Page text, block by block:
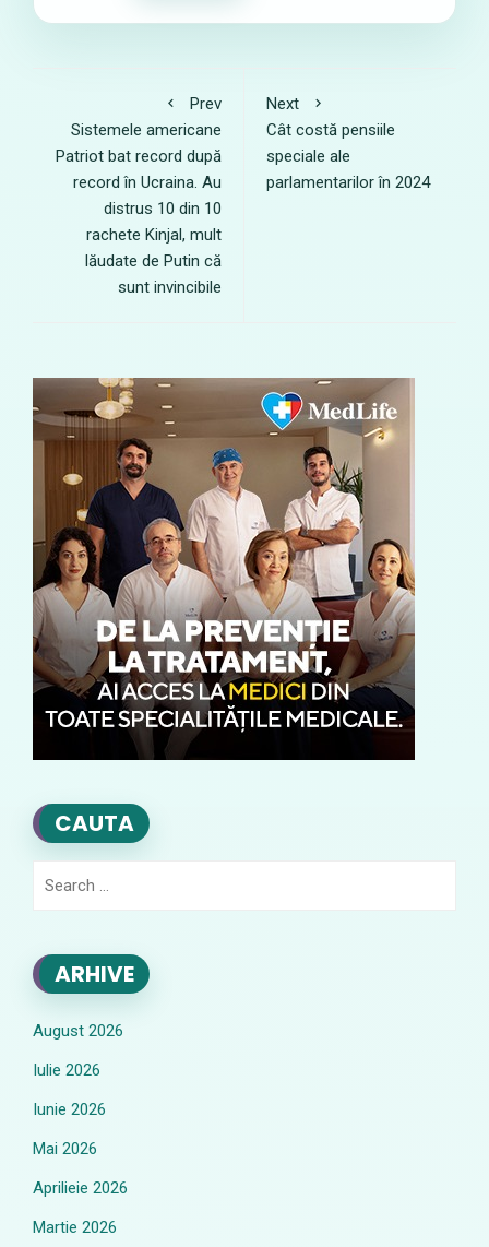
Prev
Sistemele americane
Patriot bat record după
record în Ucraina. Au
distrus 10 din 10
rachete Kinjal, mult
lăudate de Putin că
sunt invincibile
Next
Cât costă pensiile
speciale ale
parlamentarilor în 2024
CAUTA
ARHIVE
August 2026
Iulie 2026
Iunie 2026
Mai 2026
Aprilieie 2026
Martie 2026